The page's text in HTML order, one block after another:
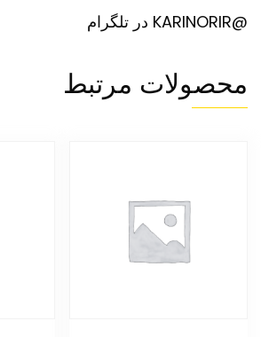
@KARINORIR در تلگرام
محصولات مرتبط